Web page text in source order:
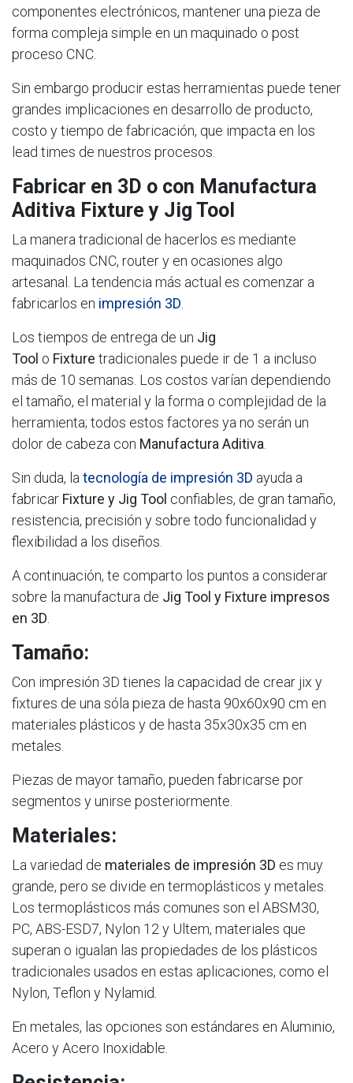
componentes electrónicos, mantener una pieza de
forma compleja simple en un maquinado o post
proceso CNC.
Sin embargo producir estas herramientas puede tener
grandes implicaciones en desarrollo de producto,
costo y tiempo de fabricación, que impacta en los
lead times de nuestros procesos.
Fabricar en 3D o con Manufactura
Aditiva Fixture y Jig Tool
La manera tradicional de hacerlos es mediante
maquinados CNC, router y en ocasiones algo
artesanal. La tendencia más actual es comenzar a
fabricarlos en impresión 3D
Los tiempos de entrega de un Jig
Tool o Fixture tradicionales puede ir de 1 a incluso
más de 10 semanas. Los costos varían dependiendo
el tamaño, el material y la forma o complejidad de la
herramienta; todos estos factores ya no serán un
dolor de cabeza con Manufactura Aditiva
Sin duda, la tecnología de impresión 3D ayuda a
fabricar Fixture y Jig Tool confiables, de gran tamaño,
resistencia, precisión y sobre todo funcionalidad y
flexibilidad a los diseños.
A continuación, te comparto los puntos a considerar
sobre la manufactura de Jig Tool y Fixture impresos
en 3D
Tamaño:
Con impresión 3D tienes la capacidad de crear jix y
fixtures de una sóla pieza de hasta 90x60x90 cm en
materiales plásticos y de hasta 35x30x35 cm en
metales.
Piezas de mayor tamaño, pueden fabricarse por
segmentos y unirse posteriormente.
Materiales:
La variedad de materiales de impresión 3D es muy
grande, pero se divide en termoplásticos y metales.
Los termoplásticos más comunes son el ABSM30,
PC, ABS-ESD7, Nylon 12 y Ultem, materiales que
superan o igualan las propiedades de los plásticos
tradicionales usados en estas aplicaciones, como el
Nylon, Teflon y Nylamid.
En metales, las opciones son estándares en Aluminio,
Acero y Acero Inoxidable.